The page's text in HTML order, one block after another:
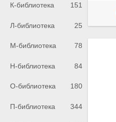
К-библиотека 151
Л-библиотека 25
М-библиотека 78
Н-библиотека 84
О-библиотека 180
П-библиотека 344